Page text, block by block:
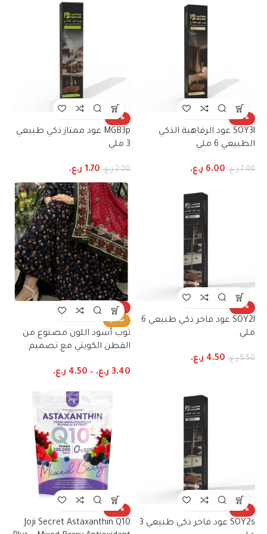
-14%
SOY3l عود الرفاهية الذكي
الطبيعي 6 ملي
7.00 ر.ع. 6.00 ر.ع.
-15%
MGB3p عود ممتاز ذكي طبيعي
3 ملي
2.00 ر.ع. 1.70 ر.ع.
-18%
SOY2l عود فاخر ذكي طبيعي 6
ملي
5.50 ر.ع. 4.50 ر.ع.
-23%
ساخن
ثوب أسود اللون مصنوع من
القطن الكويتي مع تصميم
مطابقة مخيطة على طراز
3.40 ر.ع. –
4.50 ر.ع.
-18%
SOY2s عود فاخر ذكي طبيعي 3
-22%
Joji Secret Astaxanthin Q10